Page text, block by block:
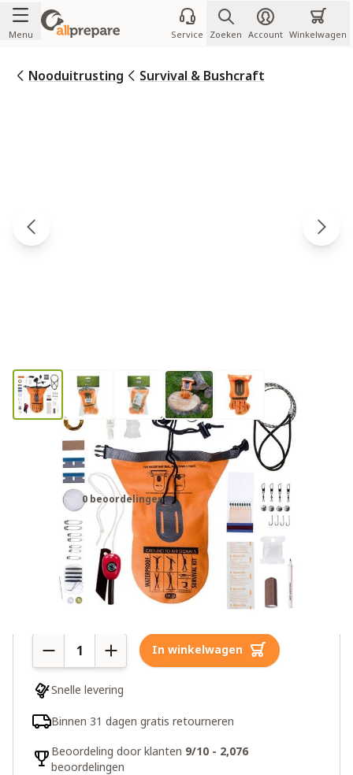
Ga naar de inhoud
Menu Service Zoeken Account Winkelwagen
Nooduitrusting Survival & Bushcraft
BCB waterdichte survival kit
CK050
0 beoordelingen
€55,00
4 op voorraad
In winkelwagen
Snelle levering
Binnen 31 dagen gratis retourneren
Beoordeling door klanten 9/10 - 2,076
beoordelingen